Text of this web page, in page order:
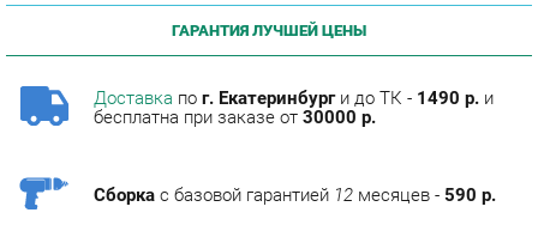
и до ТК -
бесплатна при заказе от30000 р.